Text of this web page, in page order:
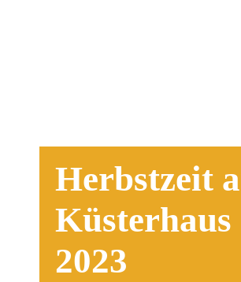
Herbstzeit
Küsterhaus
2023